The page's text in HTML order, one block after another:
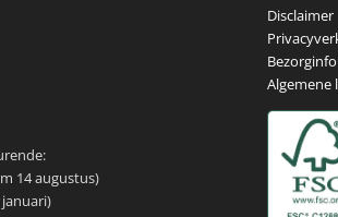
14 augustus)
Disclaimer
Algemene